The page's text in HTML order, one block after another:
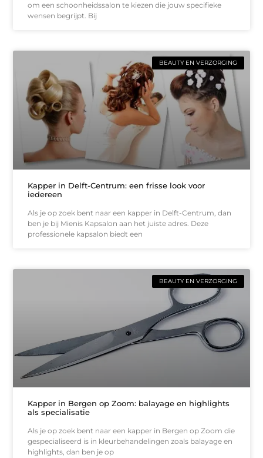
om een schoonheidssalon te kiezen die jouw specifieke
wensen begrijpt. Bij
BEAUTY EN VERZORGING
Kapper in Delft-Centrum: een frisse look voor
iedereen
Als je op zoek bent naar een kapper in Delft-Centrum, dan
ben je bij Mienis Kapsalon aan het juiste adres. Deze
professionele kapsalon biedt een
BEAUTY EN VERZORGING
Kapper in Bergen op Zoom: balayage en highlights
als specialisatie
Als je op zoek bent naar een kapper in Bergen op Zoom die
gespecialiseerd is in kleurbehandelingen zoals balayage en
highlights, dan ben je op